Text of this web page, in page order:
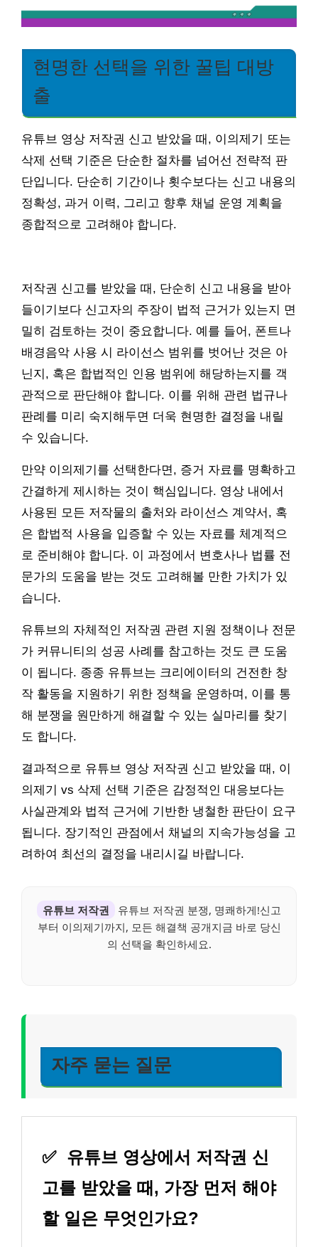
현명한 선택을 위한 꿀팁 대방
출
유튜브 영상 저작권 신고 받았을 때, 이의제기 또는
삭제 선택 기준은 단순한 절차를 넘어선 전략적 판
단입니다. 단순히 기간이나 횟수보다는 신고 내용의
정확성, 과거 이력, 그리고 향후 채널 운영 계획을
종합적으로 고려해야 합니다.
저작권 신고를 받았을 때, 단순히 신고 내용을 받아
들이기보다 신고자의 주장이 법적 근거가 있는지 면
밀히 검토하는 것이 중요합니다. 예를 들어, 폰트나
배경음악 사용 시 라이선스 범위를 벗어난 것은 아
닌지, 혹은 합법적인 인용 범위에 해당하는지를 객
관적으로 판단해야 합니다. 이를 위해 관련 법규나
판례를 미리 숙지해두면 더욱 현명한 결정을 내릴
수 있습니다.
만약 이의제기를 선택한다면, 증거 자료를 명확하고
간결하게 제시하는 것이 핵심입니다. 영상 내에서
사용된 모든 저작물의 출처와 라이선스 계약서, 혹
은 합법적 사용을 입증할 수 있는 자료를 체계적으
로 준비해야 합니다. 이 과정에서 변호사나 법률 전
문가의 도움을 받는 것도 고려해볼 만한 가치가 있
습니다.
유튜브의 자체적인 저작권 관련 지원 정책이나 전문
가 커뮤니티의 성공 사례를 참고하는 것도 큰 도움
이 됩니다. 종종 유튜브는 크리에이터의 건전한 창
작 활동을 지원하기 위한 정책을 운영하며, 이를 통
해 분쟁을 원만하게 해결할 수 있는 실마리를 찾기
도 합니다.
결과적으로 유튜브 영상 저작권 신고 받았을 때, 이
의제기 vs 삭제 선택 기준은 감정적인 대응보다는
사실관계와 법적 근거에 기반한 냉철한 판단이 요구
됩니다. 장기적인 관점에서 채널의 지속가능성을 고
려하여 최선의 결정을 내리시길 바랍니다.
유튜브 저작권
유튜브 저작권 분쟁, 명쾌하게!신고
부터 이의제기까지, 모든 해결책 공개지금 바로 당신
의 선택을 확인하세요.
자주 묻는 질문
✅ 유튜브 영상에서 저작권 신
고를 받았을 때, 가장 먼저 해야
할 일은 무엇인가요?